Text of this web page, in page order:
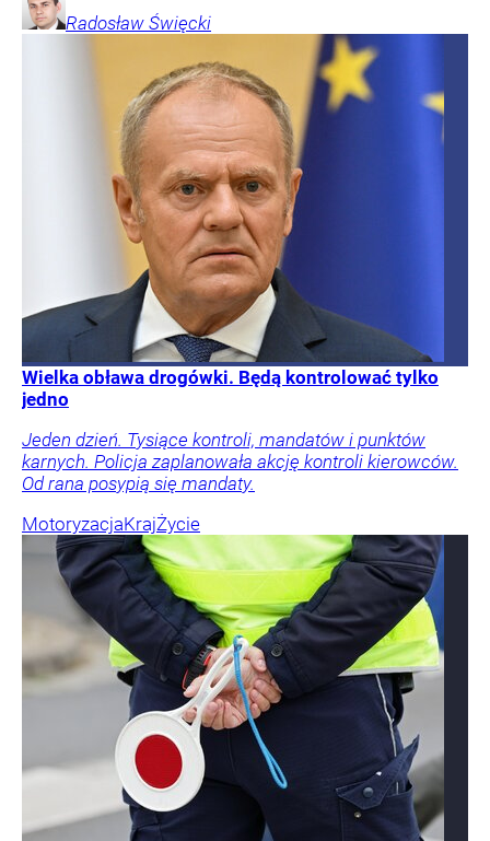
Radosław Święcki
Wielka obława drogówki. Będą kontrolować tylko
jedno
Jeden dzień. Tysiące kontroli, mandatów i punktów
karnych. Policja zaplanowała akcję kontroli kierowców.
Od rana posypią się mandaty.
MotoryzacjaKrajŻycie